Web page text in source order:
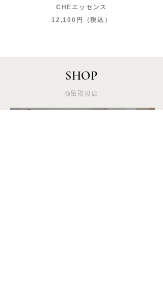
CHEエッセンス
12,100円（税込）
SHOP
​商品取扱店